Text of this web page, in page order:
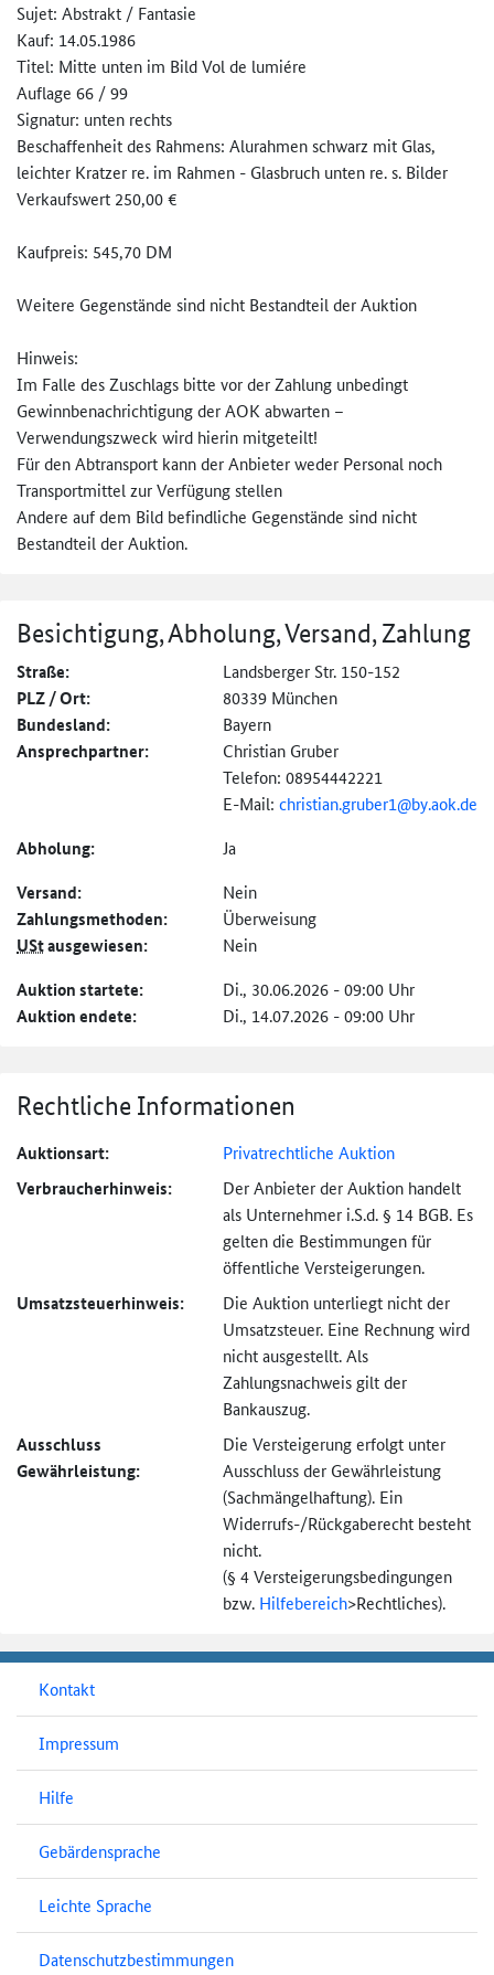
Sujet: Abstrakt / Fantasie
Kauf: 14.05.1986
Titel: Mitte unten im Bild Vol de lumiére
Auflage 66 / 99
Signatur: unten rechts
Beschaffenheit des Rahmens: Alurahmen schwarz mit Glas,
leichter Kratzer re. im Rahmen - Glasbruch unten re. s. Bilder
Verkaufswert 250,00 €
Kaufpreis: 545,70 DM
Weitere Gegenstände sind nicht Bestandteil der Auktion
Hinweis:
Im Falle des Zuschlags bitte vor der Zahlung unbedingt
Gewinnbenachrichtigung der AOK abwarten –
Verwendungszweck wird hierin mitgeteilt!
Für den Abtransport kann der Anbieter weder Personal noch
Transportmittel zur Verfügung stellen
Andere auf dem Bild befindliche Gegenstände sind nicht
Bestandteil der Auktion.
Besichtigung, Abholung, Versand, Zahlung
Straße: Landsberger Str. 150-152
PLZ / Ort: 80339 München
Bundesland: Bayern
Ansprechpartner:
Christian Gruber
Telefon: 08954442221
E-Mail: christian.gruber1@by.aok.de
Abholung: Ja
Versand: Nein
Zahlungs­methoden: Überweisung
UStausgewiesen: Nein
Auktion startete: Di., 30.06.2026 - 09:00 Uhr
Auktion endete: Di., 14.07.2026 - 09:00 Uhr
Rechtliche Informationen
Auktionsart: Privatrechtliche Auktion
Verbraucher­hinweis:
Der Anbieter der Auktion handelt
als Unternehmer i.S.d. § 14 BGB. Es
gelten die Bestimmungen für
öffentliche Versteigerungen.
Umsatzsteuer­hinweis:
Die Auktion unterliegt nicht der
Umsatzsteuer. Eine Rechnung wird
nicht ausgestellt. Als
Zahlungsnachweis gilt der
Bankauszug.
Ausschluss
Gewährleistung:
Die Versteigerung erfolgt unter
Ausschluss der Gewährleistung
(Sachmängel­haftung). Ein
Widerrufs-/Rückgaberecht besteht
nicht.
(§ 4 Versteigerungs­bedingungen
bzw. Hilfebereich>Rechtliches).
Kontakt
Impressum
Hilfe
Gebärdensprache
Leichte Sprache
Datenschutzbestimmungen